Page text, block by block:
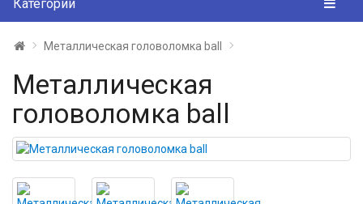
Категории
Металлическая головоломка ball
Металлическая
головоломка ball